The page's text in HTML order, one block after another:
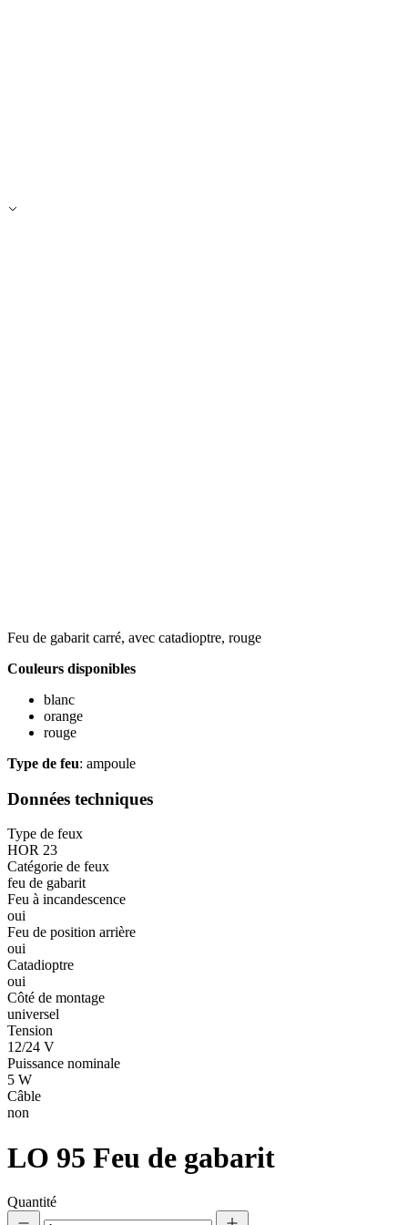
Feu de gabarit carré, avec catadioptre, rouge
Couleurs disponibles
blanc
orange
rouge
Type de feu: ampoule
Données techniques
Type de feux
HOR 23
Catégorie de feux
feu de gabarit
Feu à incandescence
oui
Feu de position arrière
oui
Catadioptre
oui
Côté de montage
universel
Tension
12/24 V
Puissance nominale
5 W
Câble
non
LO 95 Feu de gabarit
Quantité